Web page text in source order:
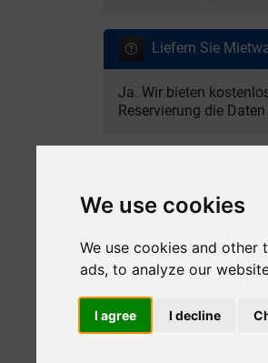
Liefern Sie
Ja. Wir bieten
Reservierung die
Ja. Die
Ja. Lachania ist ein
We use cookies
We use cookies and
ads, to analyze our
I agree I decline